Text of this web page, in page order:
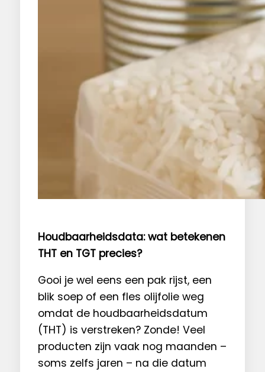
Houdbaarheidsdata: wat betekenen
THT en TGT precies?
Gooi je wel eens een pak rijst, een
blik soep of een fles olijfolie weg
omdat de houdbaarheidsdatum
(THT) is verstreken? Zonde! Veel
producten zijn vaak nog maanden –
soms zelfs jaren – na die datum